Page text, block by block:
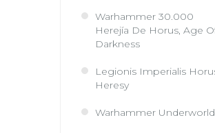
Warhammer 30.000
Herejía De Horus, Age
Darkness
Legionis Imperialis
Heresy
Warhammer